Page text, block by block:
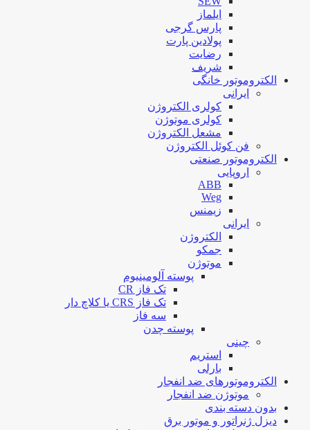
ایلماز
پارس گرجی
پولادین پارت
رضایت
شریف
الکتروموتور خانگی
ایرانی
کولری الکتروژن
کولری موتوژن
مشعل الکتروژن
فن کوئل الکتروژن
الکتروموتور صنعتی
اروپایی
ABB
Weg
زیمنس
ایرانی
الکتروژن
جمکو
موتوژن
پوسته آلومینیوم
تک فاز CR
تک فاز CRS یا کلاچ دار
سه فاز
پوسته چدن
چینی
استریم
بارلی
الکتروموتورهای ضد انفجار
موتوژن ضد انفجار
بدون دسته بندی
دیزل ژنراتور و موتور برق